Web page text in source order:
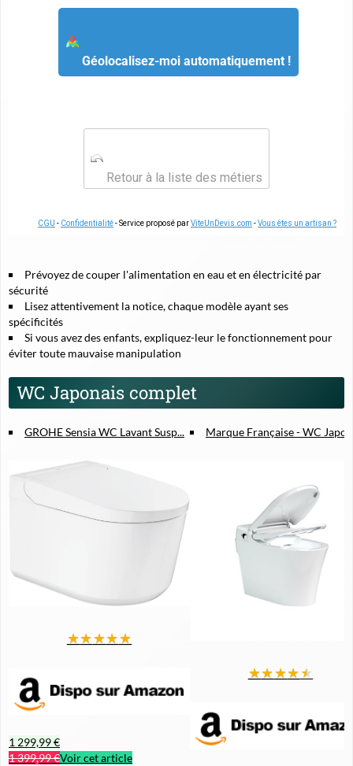
Géolocalisez-moi automatiquement !
Retour à la liste des métiers
CGU - Confidentialité- Service proposé parViteUnDevis.com -Vous êtes un artisan ?
Prévoyez de couper l'alimentation en eau et en électricité par
sécurité
Lisez attentivement la notice, chaque modèle ayant ses
spécificités
Si vous avez des enfants, expliquez-leur le fonctionnement pour
éviter toute mauvaise manipulation
WC Japonais complet
GROHE Sensia WC Lavant Susp...
★★★★★
1 299,99 €
1 399,99 €Voir cet article
Marque Française - WC
★★★★★